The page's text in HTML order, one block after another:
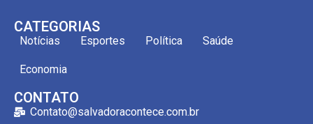
CATEGORIAS
Notícias Esportes Política Saúde
Economia
CONTATO
Contato@salvadoracontece.com.br